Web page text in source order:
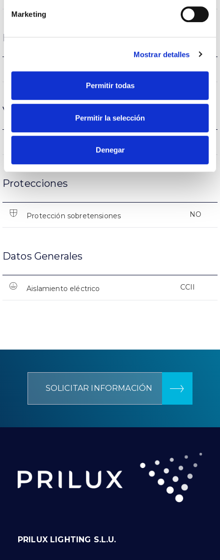
Marketing
Mostrar detalles
Permitir todas
Permitir la selección
Denegar
Rendimiento
Flujo luminoso (lm)
Vida
Protecciones
Protección sobretensiones NO
Datos Generales
Aislamiento eléctrico CCII
SOLICITAR INFORMACIÓN
PRILUX LIGHTING S.L.U.